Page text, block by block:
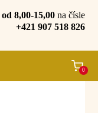
od 8,00-15,00na čísle
+421 907 518 826
0